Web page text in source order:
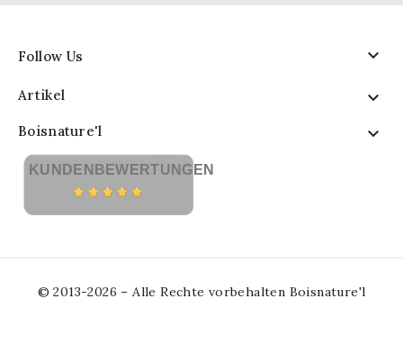
Follow Us 
Artikel 
Boisnature'l 
KUNDENBEWERTUNGEN
© 2013-2026 – Alle Rechte vorbehalten Boisnature'l